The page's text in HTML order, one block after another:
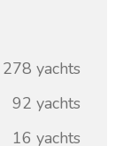
278 yachts
92 yachts
16 yachts